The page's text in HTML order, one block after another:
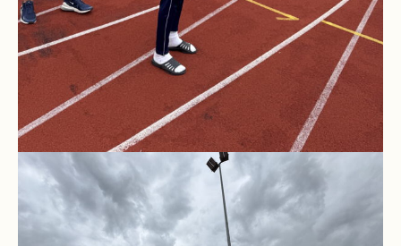
Digitalisierung
Streitschlichtung
Kompetenzteam
Seiteneinsteiger
Methodentraining